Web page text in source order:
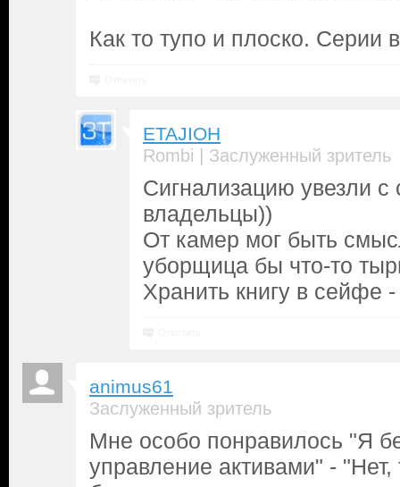
Как то тупо и плоско. Серии
ETAJIOH
Rombi | Заслуженный зритель
Сигнализацию увезли
владельцы))
От камер мог быть
уборщица бы что-то
Хранить книгу в сейфе -
animus61
Заслуженный зритель
Мне особо понравилось "Я
управление активами" -